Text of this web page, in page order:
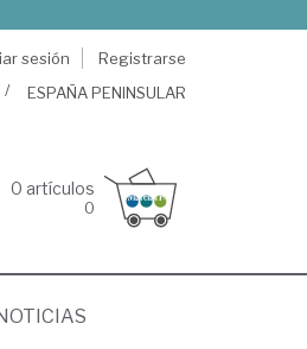
sesión
Registrarse
ESPAÑA PENINSULAR
0 artículos
0